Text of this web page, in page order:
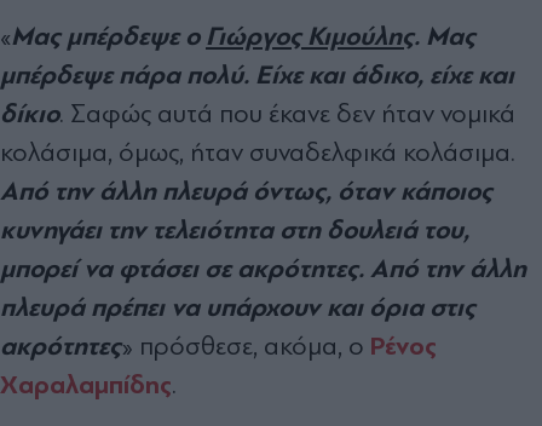
«Μας μπέρδεψε οΓιώργος Κιμούλης. Μας
μπέρδεψε πάρα πολύ. Είχε και άδικο, είχε και
δίκιο. Σαφώς αυτά που έκανε δεν ήταν νομικά
κολάσιμα, όμως, ήταν συναδελφικά κολάσιμα.
Από την άλλη πλευρά όντως, όταν κάποιος
κυνηγάει την τελειότητα στη δουλειά του,
μπορεί να φτάσει σε ακρότητες. Από την άλλη
πλευρά πρέπει να υπάρχουν και όρια στις
ακρότητες» πρόσθεσε, ακόμα, ο Ρένος
Χαραλαμπίδης.